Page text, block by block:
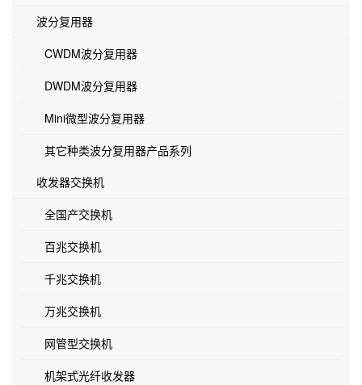
波分复用器
CWDM波分复用器
DWDM波分复用器
Mini微型波分复用器
其它种类波分复用器产品系列
收发器交换机
全国产交换机
百兆交换机
千兆交换机
万兆交换机
网管型交换机
机架式光纤收发器